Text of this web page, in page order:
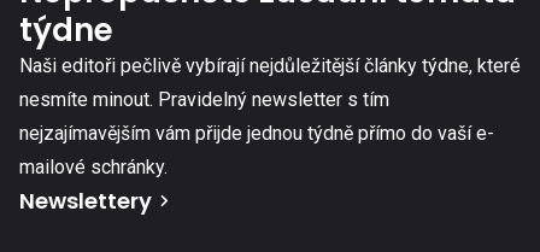
týdne
Naši editoři pečlivě vybírají nejdůležitější články týdne, které
nesmíte minout. Pravidelný newsletter s tím
nejzajímavějším vám přijde jednou týdně přímo do vaší e-
mailové schránky.
Newslettery